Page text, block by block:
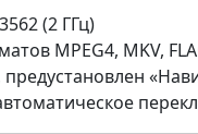
(2 ГГц)
MPEG4, MKV,